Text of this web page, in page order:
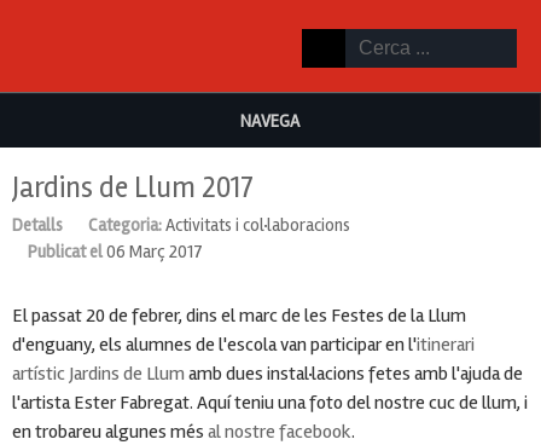
NAVEGA
Jardins de Llum 2017
Detalls Categoria:Activitats i col·laboracions
Publicat el06 Març 2017
El passat 20 de febrer, dins el marc de les Festes de la Llum
d'enguany, els alumnes de l'escola van participar en l'itinerari
artístic Jardins de Llum amb dues instal·lacions fetes amb l'ajuda de
l'artista Ester Fabregat. Aquí teniu una foto del nostre cuc de llum, i
en trobareu algunes més al nostre facebook.